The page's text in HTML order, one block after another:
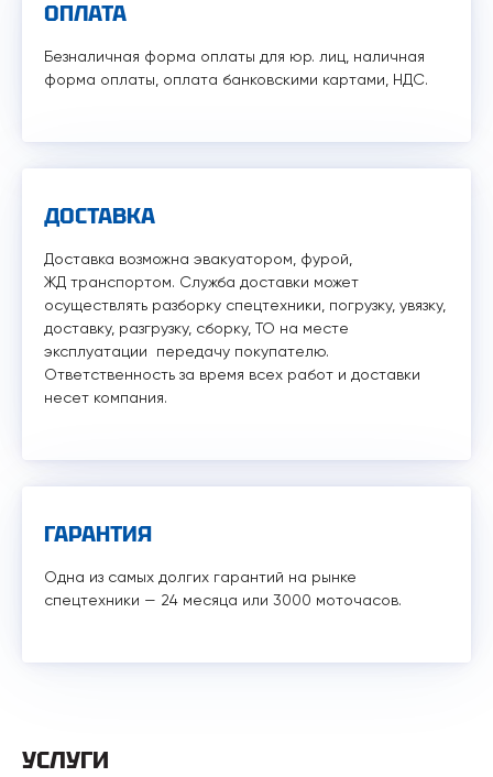
ОПЛАТА
Безналичная форма оплаты для юр. лиц, наличная
форма оплаты, оплата банковскими картами, НДС.
ДОСТАВКА
Доставка возможна эвакуатором, фурой,
ЖД транспортом. Служба доставки может
осуществлять разборку спецтехники, погрузку, увязку,
доставку, разгрузку, сборку, ТО на месте
эксплуатации передачу покупателю.
Ответственность за время всех работ и доставки
несет компания.
ГАРАНТИЯ
Одна из самых долгих гарантий на рынке
спецтехники — 24 месяца или 3000 моточасов.
УСЛУГИ